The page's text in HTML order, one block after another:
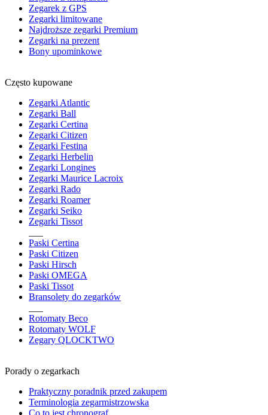
Zegarek z GPS
Zegarki limitowane
Najdroższe zegarki Premium
Zegarki na prezent
Bony upominkowe
Często kupowane
Zegarki Atlantic
Zegarki Ball
Zegarki Certina
Zegarki Citizen
Zegarki Festina
Zegarki Herbelin
Zegarki Longines
Zegarki Maurice Lacroix
Zegarki Rado
Zegarki Roamer
Zegarki Seiko
Zegarki Tissot
Paski Certina
Paski Citizen
Paski Hirsch
Paski OMEGA
Paski Tissot
Bransolety do zegarków
Rotomaty Beco
Rotomaty WOLF
Zegary QLOCKTWO
Porady o zegarkach
Praktyczny poradnik przed zakupem
Terminologia zegarmistrzowska